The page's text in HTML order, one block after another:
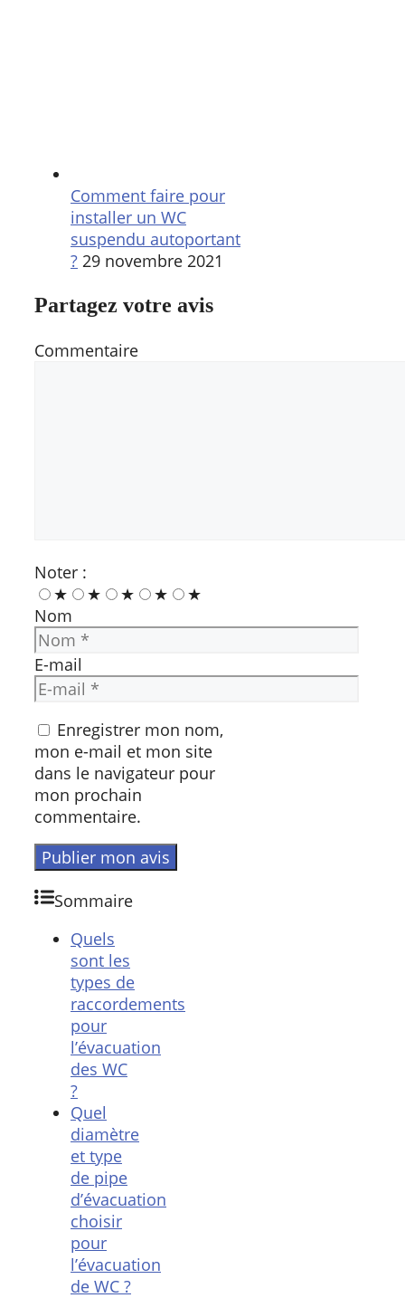
Comment faire pour
installer un WC
suspendu autoportant
? 29 novembre 2021
Partagez votre avis
Commentaire
Noter :
★
★ ★ ★
★
Nom
E-mail
Enregistrer mon nom,
mon e-mail et mon site
dans le navigateur pour
mon prochain
commentaire.
Sommaire
Quels
sont les
types de
raccordements
pour
l’évacuation
des WC
?
Quel
diamètre
et type
de pipe
d’évacuation
choisir
pour
l’évacuation
de WC ?